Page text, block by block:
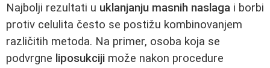
Najbolji rezultati u uklanjanju masnih naslaga i borbi
protiv celulita često se postižu kombinovanjem
različitih metoda. Na primer, osoba koja se
podvrgne liposukciji može nakon procedure